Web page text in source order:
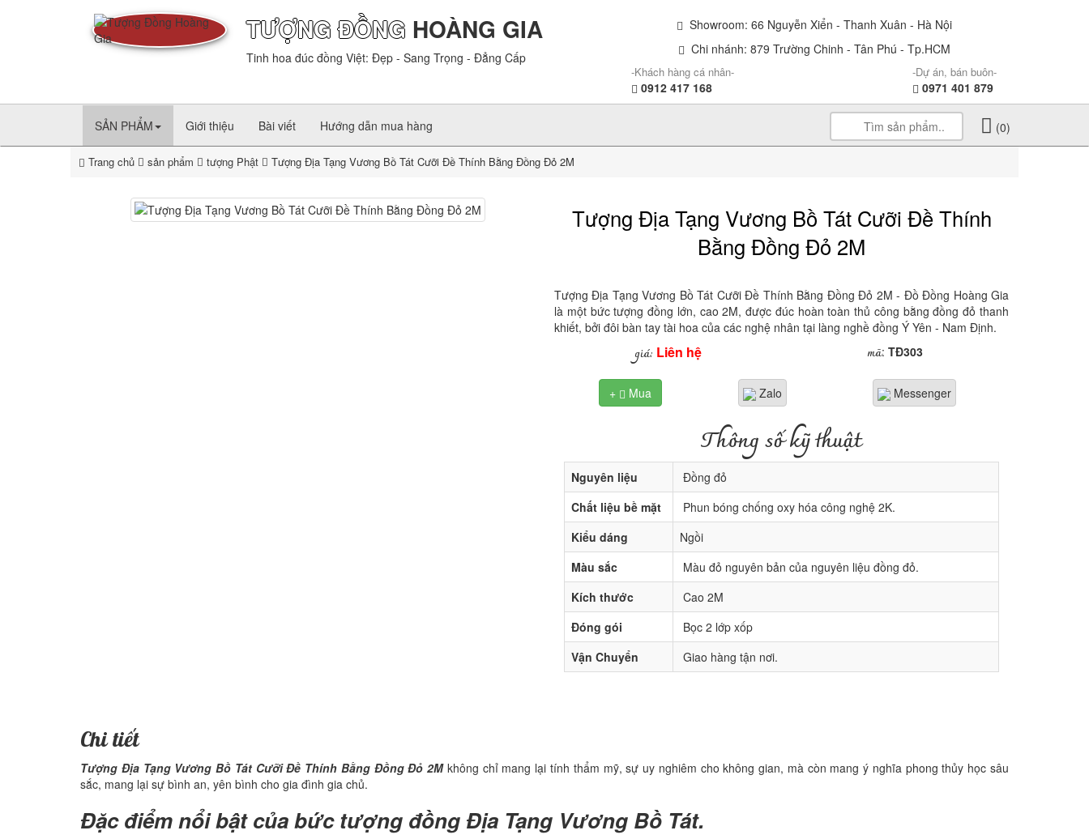
TƯỢNG ĐỒNG HOÀNG GIA
Tinh hoa đúc đồng Việt: Đẹp - Sang Trọng - Đẳng Cấp
Showroom: 66 Nguyễn Xiển - Thanh Xuân - Hà Nội
Chi nhánh: 879 Trường Chinh - Tân Phú - Tp.HCM
-Khách hàng cá nhân-
0912 417 168
-Dự án, bán buôn-
0971 401 879
SẢN PHẨM Giới thiệu Bài viết Hướng dẫn mua hàng (0)
Trang chủ sản phẩm tượng Phật Tượng Địa Tạng Vương Bồ Tát Cưỡi Đề Thính Bằng Đồng Đỏ 2M
Tượng Địa Tạng Vương Bồ Tát Cưỡi Đề Thính
Bằng Đồng Đỏ 2M
Tượng Địa Tạng Vương Bồ Tát Cưỡi Đề Thính Bằng Đồng Đỏ 2M - Đồ Đồng Hoàng Gia
là một bức tượng đồng lớn, cao 2M, được đúc hoàn toàn thủ công bằng đồng đỏ thanh
khiết, bởi đôi bàn tay tài hoa của các nghệ nhân tại làng nghề đồng Ý Yên - Nam Định.
giá: Liên hệ mã:TĐ303
+  Mua Zalo Messenger
Thông số kỹ thuật
Nguyên liệu
Đồng đỏ
Chất liệu bề mặt
Phun bóng chống oxy hóa công nghệ 2K.
Kiểu dáng
Ngồi
Màu sắc
Màu đỏ nguyên bản của nguyên liệu đồng đỏ.
Kích thước
Cao 2M
Đóng gói
Bọc 2 lớp xốp
Vận Chuyển
Giao hàng tận nơi.
Chi tiết
Tượng Địa Tạng Vương Bồ Tát Cưỡi Đề Thính Bằng Đồng Đỏ 2Mkhông chỉ mang lại tính thẩm mỹ, sự uy nghiêm cho không gian, mà còn mang ý nghĩa phong thủy học sâu
sắc, mang lại sự bình an, yên bình cho gia đình gia chủ.
Đặc điểm nổi bật của bức tượng đồng Địa Tạng Vương Bồ Tát.